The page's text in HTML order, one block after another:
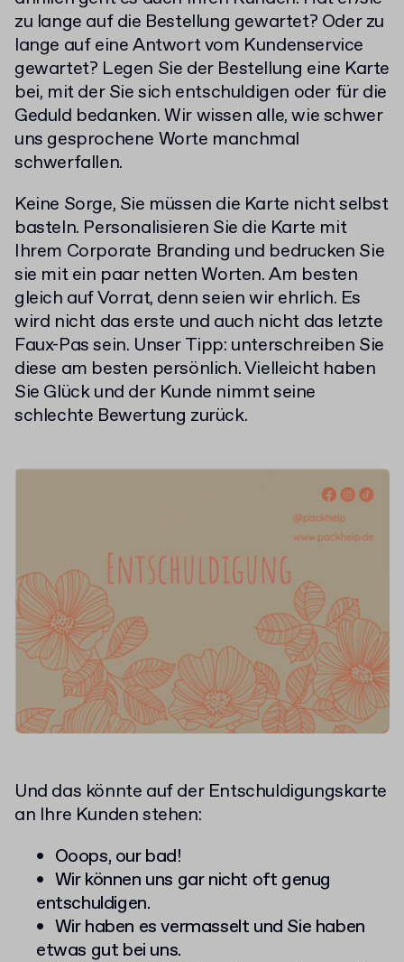
zu lange auf die Bestellung gewartet? Oder zu
lange auf eine Antwort vom Kundenservice
gewartet? Legen Sie der Bestellung eine Karte
bei, mit der Sie sich entschuldigen oder für die
Geduld bedanken. Wir wissen alle, wie schwer
uns gesprochene Worte manchmal
schwerfallen.
Keine Sorge, Sie müssen die Karte nicht selbst
basteln. Personalisieren Sie die Karte mit
Ihrem Corporate Branding und bedrucken Sie
sie mit ein paar netten Worten. Am besten
gleich auf Vorrat, denn seien wir ehrlich. Es
wird nicht das erste und auch nicht das letzte
Faux-Pas sein. Unser Tipp: unterschreiben Sie
diese am besten persönlich. Vielleicht haben
Sie Glück und der Kunde nimmt seine
schlechte Bewertung zurück.
Und das könnte auf der Entschuldigungskarte
an Ihre Kunden stehen:
Ooops, our bad!
Wir können uns gar nicht oft genug
entschuldigen.
Wir haben es vermasselt und Sie haben
etwas gut bei uns.